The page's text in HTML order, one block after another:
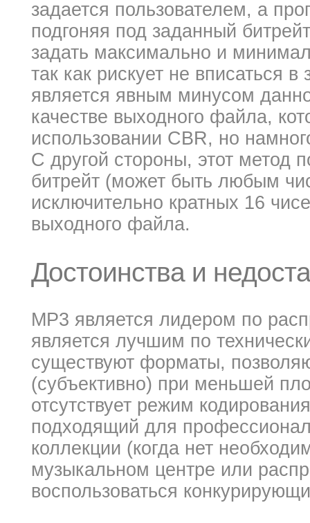
задается пользователем, а
подгоняя под заданный
задать максимально и
так как рискует не вписаться
является явным минусом
качестве выходного файла,
использовании CBR, но
С другой стороны, этот метод
битрейт (может быть любым
исключительно кратных 16
выходного файла.
Достоинства и
MP3 является лидером по
является лучшим по
существуют форматы,
(субъективно) при меньшей
отсутствует режим
подходящий для
коллекции (когда нет
музыкальном центре или
воспользоваться